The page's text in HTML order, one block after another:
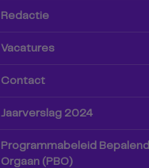
Redactie
Vacatures
Contact
Jaarverslag 2024
Programmabeleid Bepalend
Orgaan (PBO)